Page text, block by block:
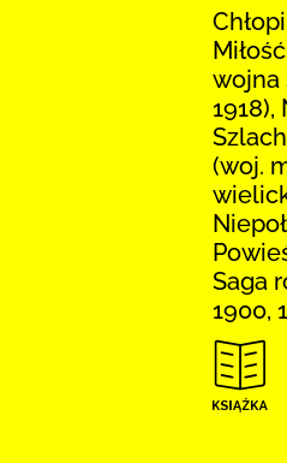
wojna
(woj.
Saga
1900,